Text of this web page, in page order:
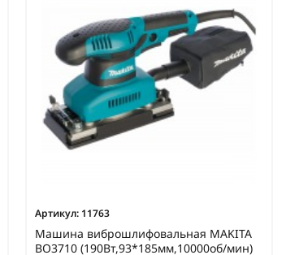
Артикул: 11763
Машина виброшлифовальная MAKITA
BO3710 (190Вт,93*185мм,10000об/мин)